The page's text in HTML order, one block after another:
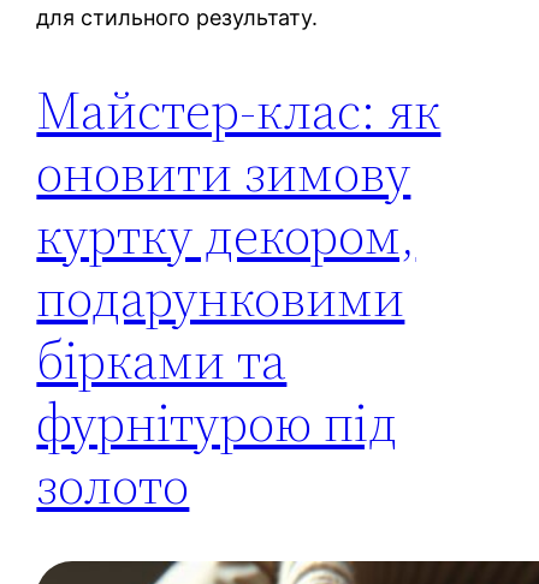
для стильного результату.
Майстер-клас: як
оновити зимову
куртку декором,
подарунковими
бірками та
фурнітурою під
золото